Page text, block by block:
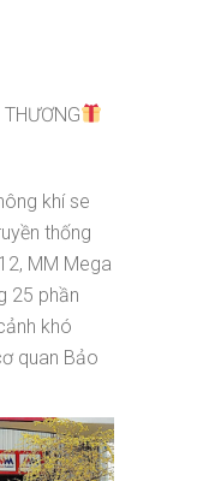
khí se
thống
MM Mega
25 phần
khó
quan Bảo